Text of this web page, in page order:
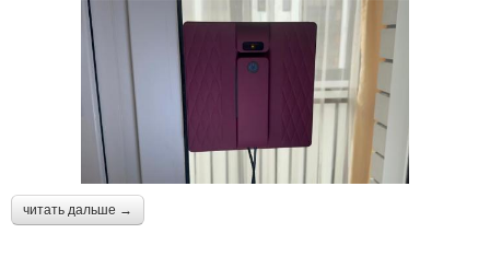
читать дальше →